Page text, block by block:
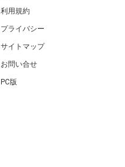
利用規約
プライバシー
サイトマップ
お問い合せ
PC版